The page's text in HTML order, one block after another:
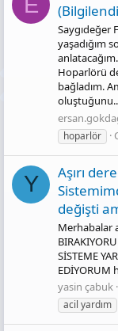
Saygıdeğer
yaşadığım
Hoparlörü
bağladım.
hoparlör
Y
Aşırı
değişti
Merhabalar
SİSTEME
yasin çabuk
acil yardım